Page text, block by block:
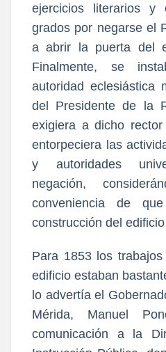
ejercicios literarios y
grados por negarse el
a abrir la puerta del
Finalmente, se
autoridad eclesiástica
del Presidente de la
exigiera a dicho
entorpeciera las
y autoridades
negación,
conveniencia de
construcción del
Para 1853 los
edificio estaban
lo advertía el
Mérida, Manuel
comunicación a la